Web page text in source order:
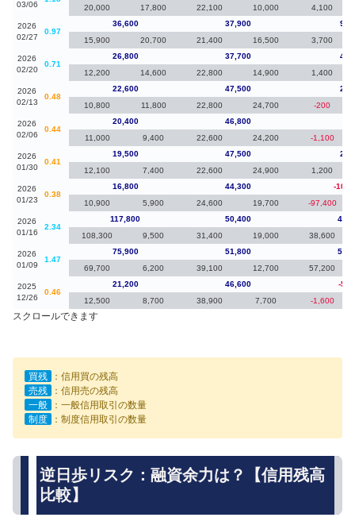
03/06
20,000
17,800 22,100 10,000 4,100
2026
02/27
0.97
36,600 37,900
15,900
20,700 21,400 16,500 3,700
2026
02/20
0.71
26,800 37,700
12,200
14,600 22,800 14,900 1,400
2026
02/13
0.48
22,600 47,500
10,800
11,800 22,800 24,700 -200
2026
02/06
0.44
20,400 46,800
11,000
9,400 22,600 24,200 -1,100
2026
01/30
0.41
19,500 47,500
12,100
7,400 22,600 24,900 1,200
2026
01/23
0.38
16,800 44,300
-
10,900
5,900 24,600 19,700 -97,400
2026
01/16
2.34
117,800 50,400
108,300
9,500 31,400 19,000 38,600
2026
01/09
1.47
75,900 51,800
69,700
6,200 39,100 12,700 57,200
2025
12/26
0.46
21,200 46,600
-
12,500
8,700 38,900 7,700 -1,600
スクロールできます
買残
：信用買の残高
売残
：信用売の残高
一般
：一般信用取引の数量
制度
：制度信用取引の数量
逆日歩リスク：融資余力は？【信用残高
比較】